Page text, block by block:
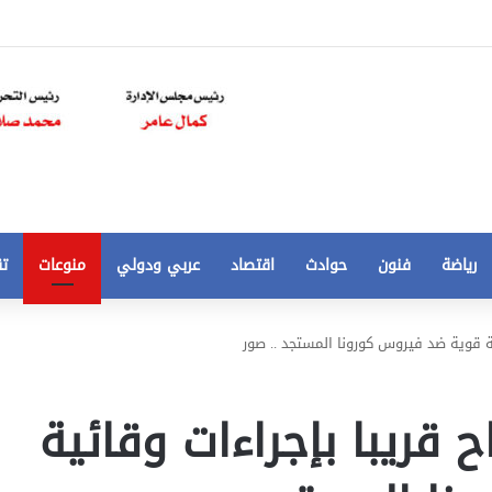
رياضة فنون حوادث اقتصاد عربي ودولي منوعات
قوية ضد فيروس كورونا المستجد .. صور
قريبا بإجراءات وقائية
مخالفات
تخفيض
الي
تخفيض سعر المتر من 250 الي 50 جنيها